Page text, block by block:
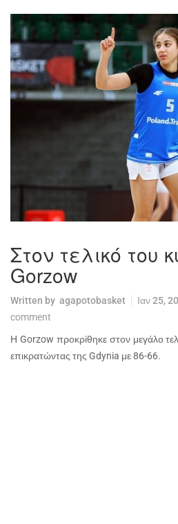
Στον τελικό του
Gorzow
Written by agapotobasket Ιαν 25,
comment
Η Gorzow προκρίθηκε στον μεγάλο
επικρατώντας της Gdynia με 86-66.